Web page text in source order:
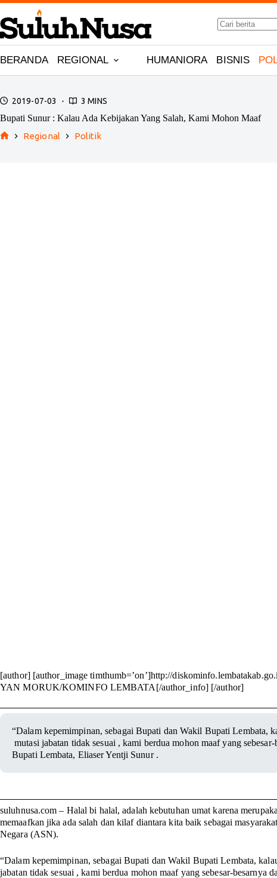
Skip
to
content
No
BERANDA REGIONAL HUMANIORA BISNIS
2019-07-03 3 MINS
Bupati Sunur : Kalau Ada Kebijakan Yang Salah, Kami Mohon Maaf
Regional Politik
[author] [author_image timthumb=’on’]http://
YAN MORUK/KOMINFO LEMBATA[/author_info] [/author]
“Dalam kepemimpinan, sebagai Bupati dan Wakil Bupati Lembata,
mutasi jabatan tidak sesuai , kami berdua mohon maaf yang
Bupati Lembata, Eliaser Yentji Sunur .
suluhnusa.com – Halal bi halal, adalah kebutuhan umat karena
memaafkan jika ada salah dan kilaf diantara kita baik sebagai
Negara (ASN).
“Dalam kepemimpinan, sebagai Bupati dan Wakil Bupati Lembata,
jabatan tidak sesuai , kami berdua mohon maaf yang sebesar-besarnya